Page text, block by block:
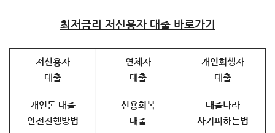
최저금리 저신용자 대출 바로가기
저신용자
대출
연체자
대출
개인회생자
대출
개인돈 대출
안전진행방법
신용회복
대출
대출나라
사기피하는법